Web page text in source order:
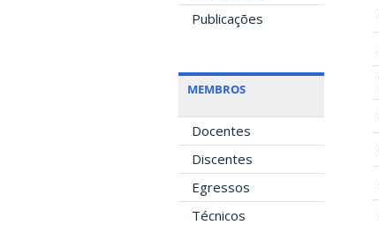
Publicações
MEMBROS
Docentes
Discentes
Egressos
Técnicos